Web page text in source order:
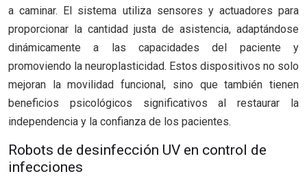
a caminar. El sistema utiliza sensores y actuadores para
proporcionar la cantidad justa de asistencia, adaptándose
dinámicamente a las capacidades del paciente y
promoviendo la neuroplasticidad. Estos dispositivos no solo
mejoran la movilidad funcional, sino que también tienen
beneficios psicológicos significativos al restaurar la
independencia y la confianza de los pacientes.
Robots de desinfección UV en control de
infecciones